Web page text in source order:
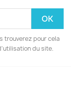
trouverez pour cela
du site.